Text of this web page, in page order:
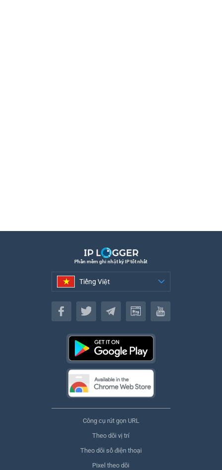
Phần mềm ghi nhật ký IP tốt nhất
Tiếng Việt
Tiếng Việt
Công cụ rút gọn URL
Theo dõi vị trí
Theo dõi số điện thoại
Pixel theo dõi